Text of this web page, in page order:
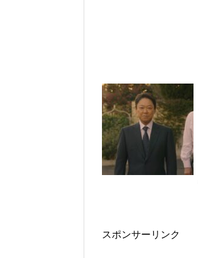
スポンサーリンク